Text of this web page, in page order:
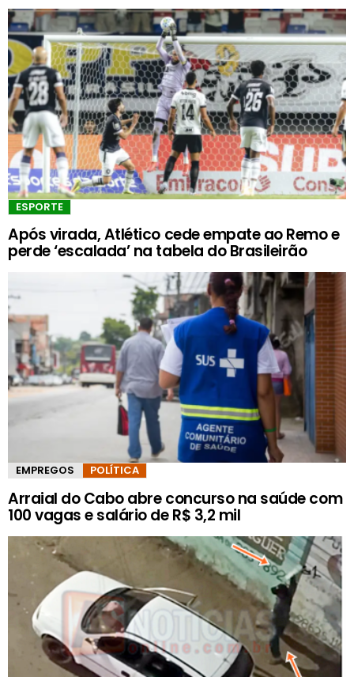
ESPORTE
Após virada, Atlético cede empate ao Remo e
perde ‘escalada’ na tabela do Brasileirão
EMPREGOS POLÍTICA
Arraial do Cabo abre concurso na saúde com
100 vagas e salário de R$ 3,2 mil